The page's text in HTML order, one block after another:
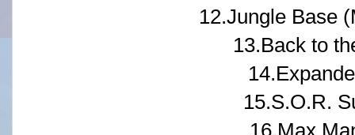
12.Jungle Base
13.Back to
15.S.O.R.
16.Max